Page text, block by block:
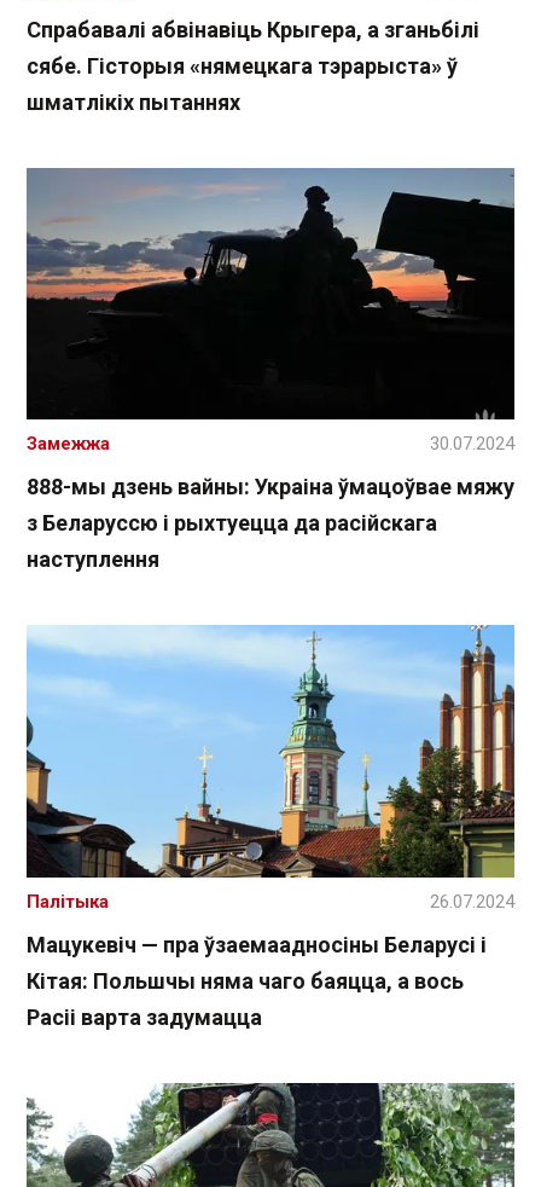
Спрабавалі абвінавіць Крыгера, а зганьбілі
сябе. Гісторыя «нямецкага тэрарыста» ў
шматлікіх пытаннях
888-мы дзень вайны: Украіна ўмацоўвае мяжу
з Беларуссю і рыхтуецца да расійскага
наступлення
Замежжа 30.07.2024
Мацукевіч — пра ўзаемаадносіны Беларусі і
Кітая: Польшчы няма чаго баяцца, а вось
Расіі варта задумацца
Палітыка 26.07.2024